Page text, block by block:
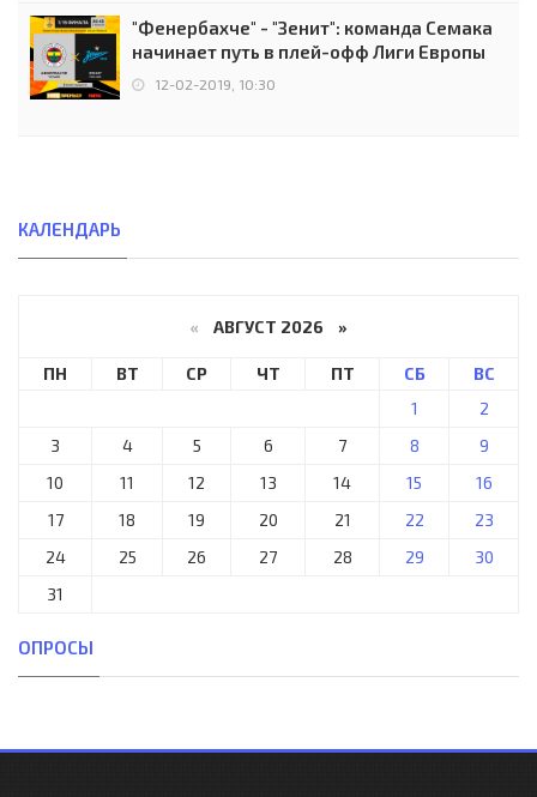
"Фенербахче" - "Зенит": команда Семака
начинает путь в плей-офф Лиги Европы
12-02-2019, 10:30
КАЛЕНДАРЬ
« АВГУСТ 2026 »
ПН ВТ СР ЧТ ПТ СБ
ВС
1
2
3
4 5 6 7 8
9
10
11 12 13 14 15
16
17
18 19 20 21 22
23
24
25 26 27 28 29
30
31
ОПРОСЫ